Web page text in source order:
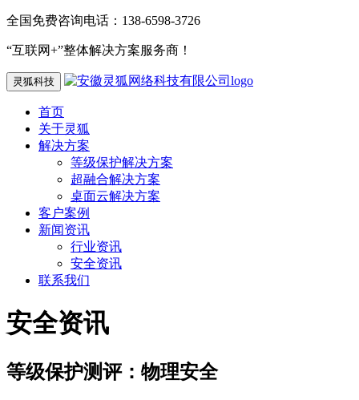
全国免费咨询电话：138-6598-3726
“互联网+”整体解决方案服务商！
灵狐科技
首页
关于灵狐
解决方案
等级保护解决方案
超融合解决方案
桌面云解决方案
客户案例
新闻资讯
行业资讯
安全资讯
联系我们
安全资讯
等级保护测评：物理安全